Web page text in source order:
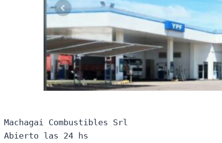
Machagai Combustibles Srl
Abierto las 24 hs